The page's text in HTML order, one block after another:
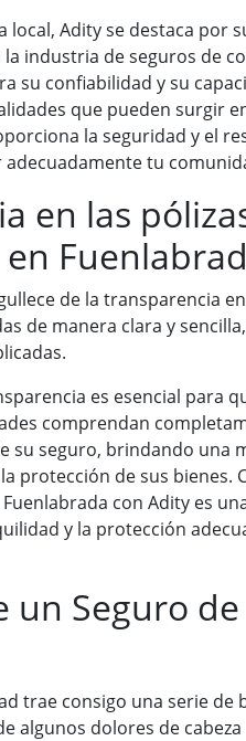
local, Adity se destaca por
industria de seguros de
su confiabilidad y su
que pueden surgir
la seguridad y el
tu
en las
de la transparencia
de manera clara y
es esencial para
comprendan
su seguro, brindando una
protección de sus bienes.
con Adity es
y la protección
un Seguro de
trae consigo una serie de
algunos dolores de cabeza